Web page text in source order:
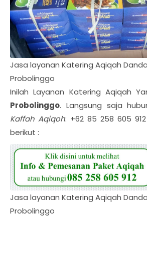
Jasa layanan Katering Aqiqah
Probolinggo
Inilah Layanan Katering Aqiqah
Probolinggo. Langsung saja
Kaffah Aqiqoh: +62 85 258 605
berikut :
Jasa layanan Katering Aqiqah
Probolinggo